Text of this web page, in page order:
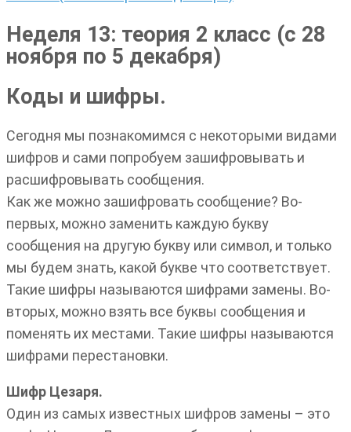
Неделя 13: теория 2 класс (с 28
ноября по 5 декабря)
Коды и шифры.
Сегодня мы познакомимся с некоторыми видами
шифров и сами попробуем зашифровывать и
расшифровывать сообщения.
Как же можно зашифровать сообщение? Во-
первых, можно заменить каждую букву
сообщения на другую букву или символ, и только
мы будем знать, какой букве что соответствует.
Такие шифры называются шифрами замены. Во-
вторых, можно взять все буквы сообщения и
поменять их местами. Такие шифры называются
шифрами перестановки.
Шифр Цезаря.
Один из самых известных шифров замены – это